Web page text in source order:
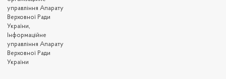
управління Апарату
Верховної Ради
України,
Інформаційне
управління Апарату
Верховної Ради
України